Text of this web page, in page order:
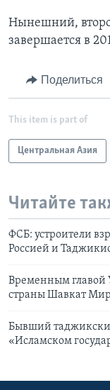
Нынешний,
завершается в
Поделиться
This item is part of
Центральная Азия
Читайте
ФСБ: устроители
Россией и
Временным главой
страны Шавкат
Бывший
«Исламском